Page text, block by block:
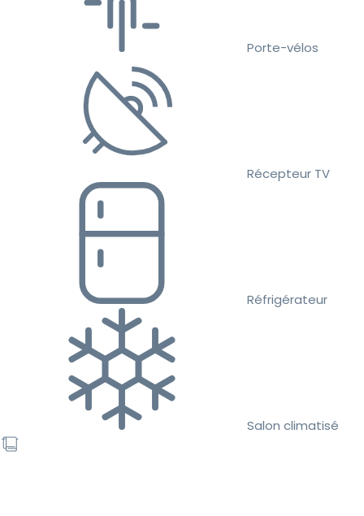
Porte-vélos
Récepteur TV
Réfrigérateur
Salon climatisé